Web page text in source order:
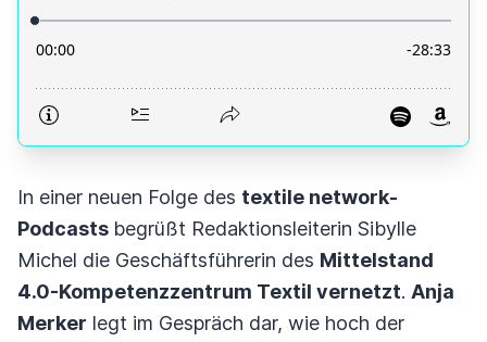
In einer neuen Folge des textile network-
Podcasts begrüßt Redaktionsleiterin Sibylle
Michel die Geschäftsführerin des Mittelstand
4.0-Kompetenzzentrum Textil vernetzt. Anja
Merker legt im Gespräch dar, wie hoch der